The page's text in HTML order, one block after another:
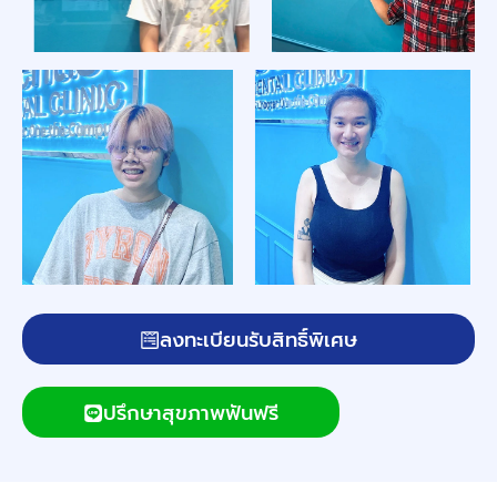
ลงทะเบียนรับสิทธิ์พิเศษ
ปรึกษาสุขภาพฟันฟรี